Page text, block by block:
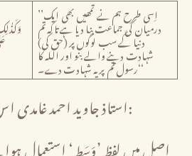
’’اِسی طرح ہم نے تمھیں بھی ایک
درمیان کی جماعت بنا دیا ہے تاکہ تم
دنیا کے سب لوگوں پر (حق کی)
شہادت دینے والے بنو اور اللہ کا
رسول تم پر یہ شہادت دے۔‘‘
استاذ جاوید احمد غامدی اس کی تفسیر میں لکھتے ہیں: